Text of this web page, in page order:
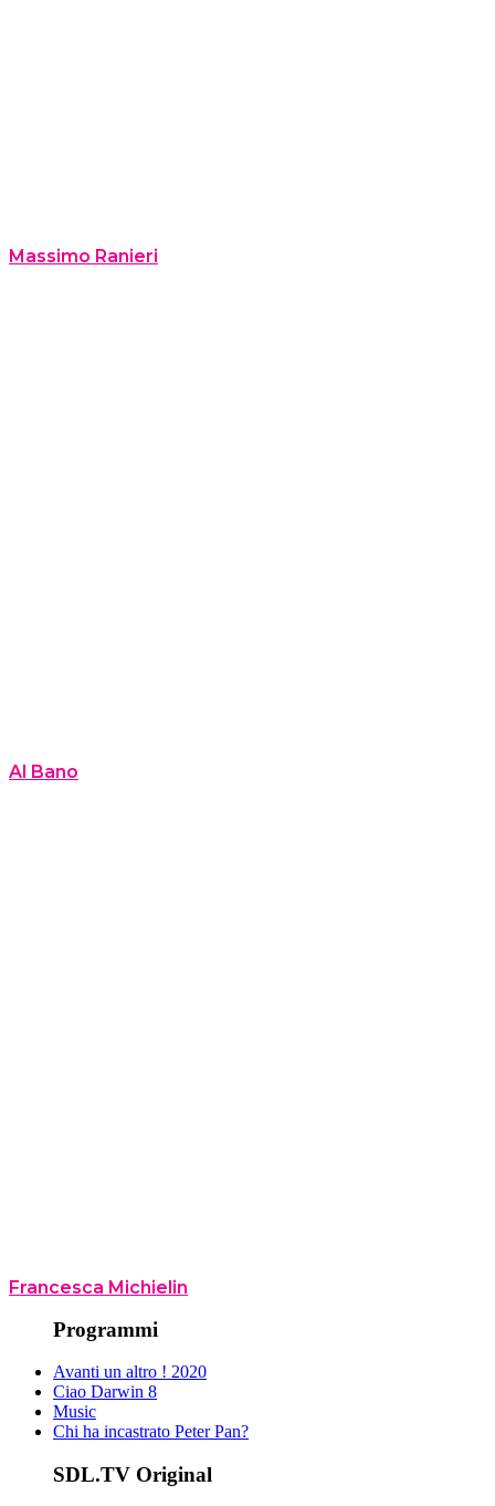
Massimo Ranieri
Al Bano
Francesca Michielin
Programmi
Avanti un altro ! 2020
Ciao Darwin 8
Music
Chi ha incastrato Peter Pan?
SDL.TV Original